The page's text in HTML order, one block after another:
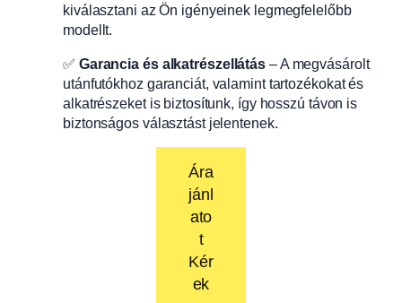
kiválasztani az Ön igényeinek legmegfelelőbb
modellt.
✅ Garancia és alkatrészellátás – A megvásárolt
utánfutókhoz garanciát, valamint tartozékokat és
alkatrészeket is biztosítunk, így hosszú távon is
biztonságos választást jelentenek.
Ára
jánl
ato
t
Kér
ek